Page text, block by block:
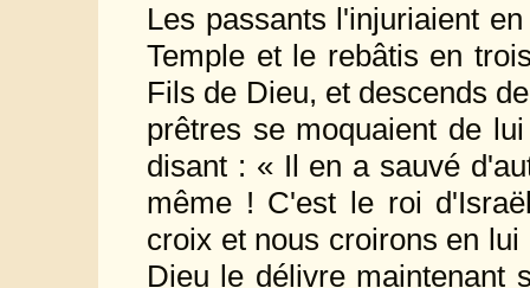
Les passants l'injuriaient
Temple et le rebâtis en
Fils de Dieu, et descends
prêtres se moquaient de
disant : « Il en a sauvé
même ! C'est le roi
croix et nous croirons en
Dieu le délivre